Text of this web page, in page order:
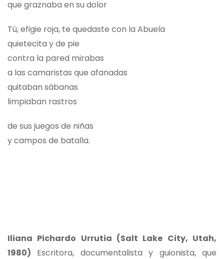
que graznaba en su dolor
Tú, efigie roja, te quedaste con la Abuela
quietecita y de pie
contra la pared mirabas
a las camaristas que afanadas
quitaban sábanas
limpiaban rastros
de sus juegos de niñas
y campos de batalla.
Iliana Pichardo Urrutia (Salt Lake City, Utah,
1980) Escritora, documentalista y guionista, que